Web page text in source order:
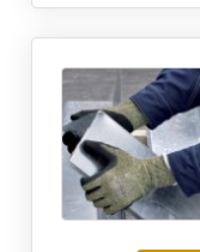
jauge 13. milieu
sec ou
legerement
huileux. taille 6
11